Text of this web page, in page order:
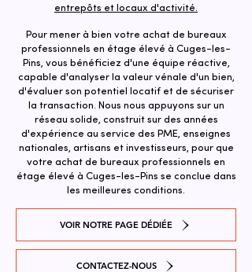
entrepôts et locaux d'activité.
Pour mener à bien votre achat de bureaux
professionnels en étage élevé à Cuges-les-
Pins, vous bénéficiez d'une équipe réactive,
capable d'analyser la valeur vénale d'un bien,
d'évaluer son potentiel locatif et de sécuriser
la transaction. ​Nous nous appuyons sur un
réseau solide, construit sur des années
d'expérience au service des PME, enseignes
nationales, artisans et investisseurs, pour que
votre achat de bureaux professionnels en
étage élevé à Cuges-les-Pins se conclue dans
les meilleures conditions.
VOIR NOTRE PAGE DÉDIÉE
CONTACTEZ-NOUS